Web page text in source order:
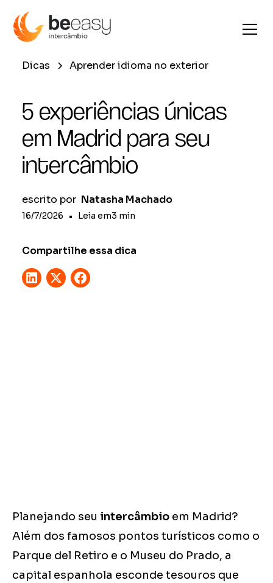
Dicas Aprender idioma no exterior
5 experiências únicas
em Madrid para seu
intercâmbio
escrito por Natasha Machado
16/7/2026 • Leia em3 min
Compartilhe essa dica
Planejando seu intercâmbio em Madrid?
Além dos famosos pontos turísticos como o
Parque del Retiro e o Museu do Prado, a
capital espanhola esconde tesouros que